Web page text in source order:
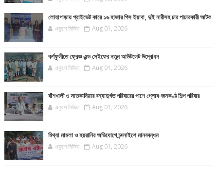
লোহাগাড়ায় প্রাইভেট কারে ১৬ হাজার পিস ইয়াবা, দুই নারীসহ চার পাচারকারী আটক
একুশে মিডিয়া Aug 01, 2026
কর্ণফুলীতে ফ্রেঞ্চ এন্ড সেইফের নতুন আউটলেট উদ্বোধন
একুশে মিডিয়া Aug 01, 2026
বাঁশখালী ও সাতকানিয়ার বন্যাদুর্গত পরিবারের পাশে গ্লোব-জনকণ্ঠ শিল্প পরিবার
একুশে মিডিয়া Aug 01, 2026
মিথ্যা মামলা ও হয়রানির অভিযোগে চন্দনাইশে মানববন্ধন
একুশে মিডিয়া Aug 01, 2026